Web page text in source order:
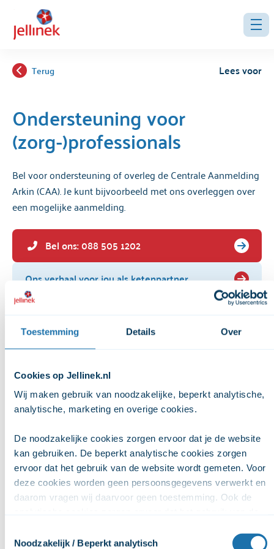
Toestemming Details Over
Cookies op Jellinek.nl
Wij maken gebruik van noodzakelijke, beperkt analytische,
analytische, marketing en overige cookies.
De noodzakelijke cookies zorgen ervoor dat je de website
kan gebruiken. De beperkt analytische cookies zorgen
ervoor dat het gebruik van de website wordt gemeten. Voor
deze cookies worden geen persoonsgegevens verwerkt en
daarom vragen wij daarvoor geen toestemming. Ook de
worden gebruikt om het online gedrag van gebruikers te
Noodzakelijk / Beperkt analytisch
Ondersteuning voor
(zorg-)professionals
Bel voor ondersteuning of overleg de Centrale Aanmelding
Arkin (CAA). Je kunt bijvoorbeeld met ons overleggen over
een mogelijke aanmelding.
Bel ons: 088 505 1202
Ons verhaal voor jou als ketenpartner
Verwijzers
Ondersteuning voor alle verwijzers in de
praktijkondersteuners (POH’ers)
Meer informatie
Terug Lees voor